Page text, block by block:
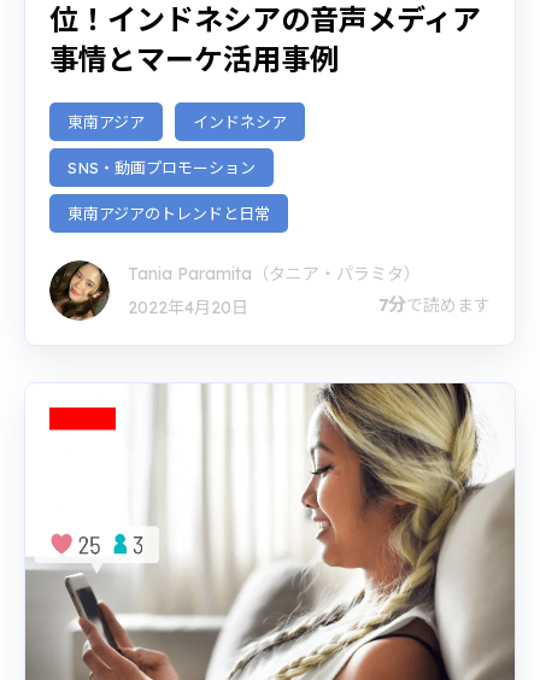
位！インドネシアの音声メディア
事情とマーケ活用事例
東南アジア インドネシア
SNS・動画プロモーション
東南アジアのトレンドと日常
Tania Paramita（タニア・パラミタ）
2022年4月20日
7分で読めます